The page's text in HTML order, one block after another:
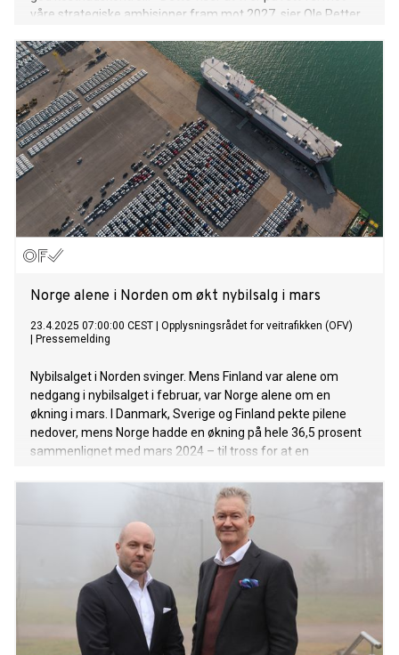
våre strategiske ambisjoner fram mot 2027, sier Ole Petter
Norge alene i Norden om økt nybilsalg i mars
23.4.2025 07:00:00 CEST
Opplysningsrådet for veitrafikken (OFV)
Pressemelding
Nybilsalget i Norden svinger. Mens Finland var alene om
nedgang i nybilsalget i februar, var Norge alene om en
økning i mars. I Danmark, Sverige og Finland pekte pilene
nedover, mens Norge hadde en økning på hele 36,5 prosent
sammenlignet med mars 2024 – til tross for at en